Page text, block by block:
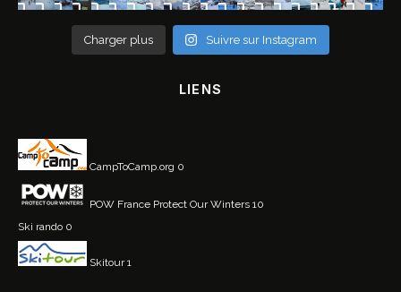
Charger plus Suivre sur Instagram
LIENS
CampToCamp.org 0
POW France Protect Our Winters 10
Ski rando 0
Skitour1